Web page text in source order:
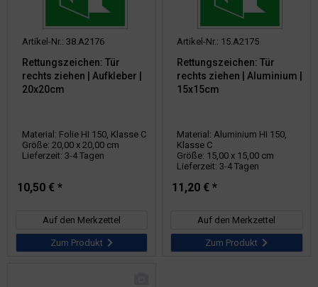
Artikel-Nr.: 38.A2176
Rettungszeichen: Tür
rechts ziehen | Aufkleber |
20x20cm
Material: Folie HI 150, Klasse C
Größe: 20,00 x 20,00 cm
Lieferzeit: 3-4 Tagen
10,50 € *
Auf den Merkzettel
Zum Produkt
Artikel-Nr.: 15.A2175
Rettungszeichen: Tür
rechts ziehen | Aluminium |
15x15cm
Material: Aluminium HI 150,
Klasse C
Größe: 15,00 x 15,00 cm
Lieferzeit: 3-4 Tagen
11,20 € *
Auf den Merkzettel
Zum Produkt